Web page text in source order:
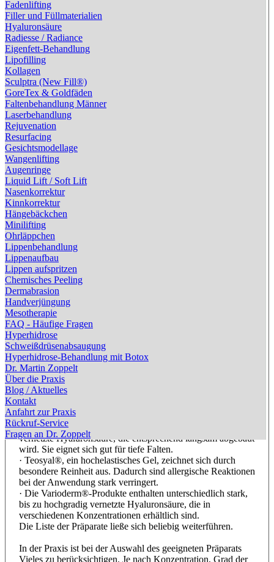
Fadenlifting
Filler und Füllmaterialien
Hyaluronsäure
Radiesse / Radiance
Eigenfett-Behandlung
Lipofilling
Kollagen
Sculptra (New Fill®)
GoreTex & Goldfäden
Faltenbehandlung Männer
Laserbehandlung
Rejuvenation
Resurfacing
Gesichtsmodellage
Wangenlifting
Augenringe
Liquid Lift / Soft Lift
Nasenkorrektur
Kinnkorrektur
Hängebäckchen
Minilifting
Ohrläppchen
Lippenbehandlung
Lippenaufbau
Lippen aufspritzen
Chemisches Peeling
Dermabrasion
Handverjüngung
Mesotherapie
FAQ - Häufige Fragen
Hyperhidrose
Schweißdrüsenabsaugung
Hyperhidrose-Behandlung mit Botox
Dr. Martin Zoppelt
Über die Praxis
Blog / Aktuelles
Kontakt
Anfahrt zur Praxis
Rückruf-Service
Fragen an Dr. Zoppelt
Grundsätzlich ist es so, dass Hyaluronsäure-Filler keine
Medikamente sind, sondern medizinische Präparate. Daher
sind die Zulassungsbestimmungen (z.B. bezüglich der
Wirksamkeit und der Nebenwirkungen) wesentlich niedriger
als bei Medikamenten. Entsprechend groß ist bei uns
inzwischen die Anzahl an zugelassenen Hyaluronsäure-
Präparate. Sind z.B. in der USA nur wenige dieser Filler
zugelassen, so sind es in der EU sicher mehr als 80, wobei
die Marktlage aber unübersichtlich ist: Produktnamen und
Zusammensetzungen ändern sich häufig, so dass es schwer
ist, sich einen allgemeinen Überblick zu verschaffen.
Sinnvoll erscheint es, auf altbewährte Produkte renommierter
Hersteller zurückzugreifen – Produkte, mit denen bereits
vielfach gute Erfahrungen gemacht wurden. Doch es kann
sich durchaus lohnen, neue Präparate, die in der Regel auch
preiswerter sind, auszuprobieren.
Wir stellen nun einige der vielen Hyaluronsäure-Filler vor:
· Die Juvederm-Gruppe: Die unter den Markennamen
Juvederm® (mit Lidokainzusatz) und HydraFill®
(monophasische Hyaluronsäure) vertriebenen Filler gehören
zu den bekanntesten. Sie zeichnen sich durch gleichbleibend
hohe Qualität aus. Die Erfahrungen mit ihnen sind sehr gut,
da sie besonders schmerzarm injizierbar sind und dauerhaft
wirken.
· Bei der Restylane®-Gruppe handelt es sich um ein
biphasige Gels mit nur minimaler Quervernetzung, wobei die
Nebenwirkungen besonders gering sind. Durch die
besondere Zusammensetzung der Hyaluronsäure ist auch bei
fortschreitendem Abbau kein merkliches Nachlassen der
Wirkung zu verzeichnen.
· Hylaform®, ein zweiphasiger Filler, ist in den 1990er
Jahren als erster auf den Markt gekommen – entsprechend
umfangreich sind auch die Erfahrungen mit ihm.
· Belotero® sind monophasige Filler. Durch ein spezielles
Herstellungsverfahren wurden besonders gute
Fließeigenschaften erreicht. Der Filler verteilt sich sehr gut
im Gewebe und bewirkt kaum Verhärtungen unter der Haut.
· Surgiderm® beinhaltet besonders hoch (dreidimensional)
vernetzte Hyaluronsäure, die entsprechend langsam abgebaut
wird. Sie eignet sich gut für tiefe Falten.
· Teosyal®, ein hochelastisches Gel, zeichnet sich durch
besondere Reinheit aus. Dadurch sind allergische Reaktionen
bei der Anwendung stark verringert.
· Die Varioderm®-Produkte enthalten unterschiedlich stark,
bis zu hochgradig vernetzte Hyaluronsäure, die in
verschiedenen Konzentrationen erhältlich sind.
Die Liste der Präparate ließe sich beliebig weiterführen.
In der Praxis ist bei der Auswahl des geeigneten Präparats
Vieles zu berücksichtigen. Je nach Konzentration, Grad der